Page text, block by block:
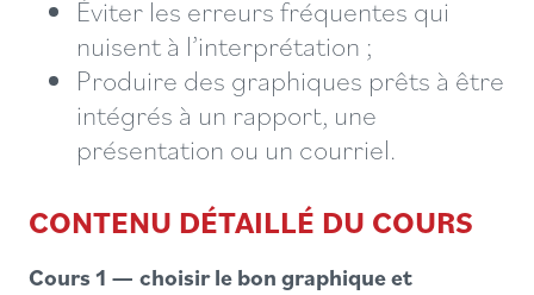
Éviter les erreurs fréquentes qui
nuisent à l’interprétation ;
Produire des graphiques prêts à être
intégrés à un rapport, une
présentation ou un courriel.
CONTENU DÉTAILLÉ DU COURS
Cours 1 — choisir le bon graphique et